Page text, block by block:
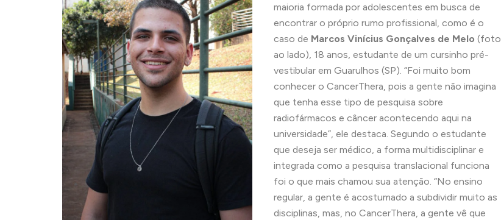
maioria formada por adolescentes em busca de
encontrar o próprio rumo profissional, como é o
caso de Marcos Vinícius Gonçalves de Melo (foto
ao lado), 18 anos, estudante de um cursinho pré-
vestibular em Guarulhos (SP). “Foi muito bom
conhecer o CancerThera, pois a gente não imagina
que tenha esse tipo de pesquisa sobre
radiofármacos e câncer acontecendo aqui na
universidade”, ele destaca. Segundo o estudante
que deseja ser médico, a forma multidisciplinar e
integrada como a pesquisa translacional funciona
foi o que mais chamou sua atenção. “No ensino
regular, a gente é acostumado a subdividir muito as
disciplinas, mas, no CancerThera, a gente vê que